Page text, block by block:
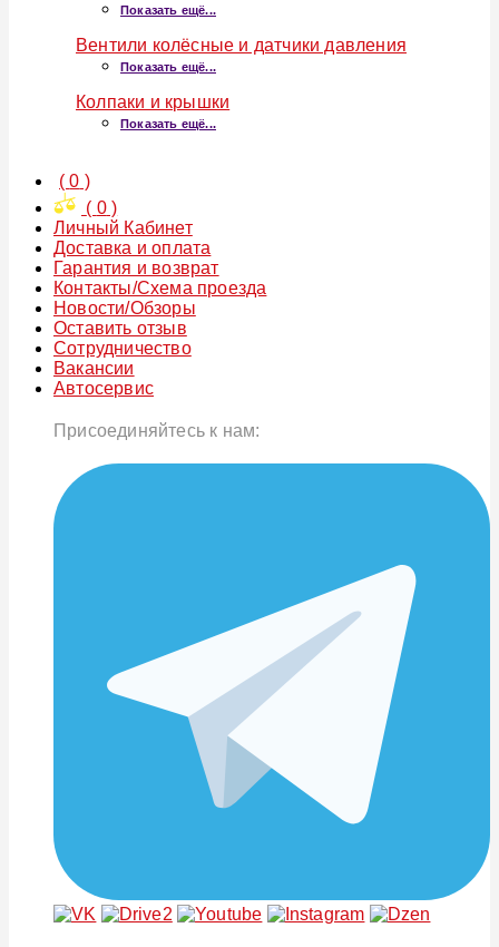
Показать ещё...
Вентили колёсные и датчики давления
Показать ещё...
Колпаки и крышки
Показать ещё...
(0 )
( 0)
Личный Кабинет
Доставка и оплата
Гарантия и возврат
Контакты/Схема проезда
Новости/Обзоры
Оставить отзыв
Сотрудничество
Вакансии
Автосервис
Присоединяйтесь к нам: